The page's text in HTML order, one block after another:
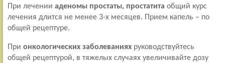
При лечении аденомы простаты, простатита общий курс
лечения длится не менее 3-х месяцев. Прием капель – по
общей рецептуре.
При онкологических заболеваниях руководствуйтесь
общей рецептурой, в тяжелых случаях увеличивайте дозу